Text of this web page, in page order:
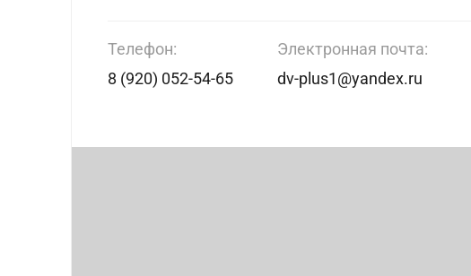
Телефон:
8 (920) 052-54-65
Электронная почта:
dv-plus1@yandex.ru